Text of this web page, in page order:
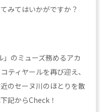
みてはいかがですか？
のミューズ務めるアカ
ティヤールを再び迎え、
のセーヌ川のほとりを散
記からCheck！